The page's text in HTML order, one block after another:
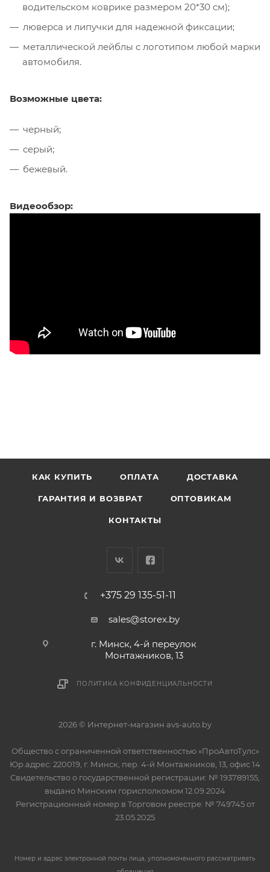
водительском коврике размером 20*30 см);
люверса и липучки для надежной фиксации;
металлической лейблы с логотипом любой марки
автомобиля.
Возможные цвета:
черный;
серый;
бежевый.
Видеообзор:
КАК КУПИТЬ ОПЛАТА ДОСТАВКА
ГАРАНТИЯ И ВОЗВРАТ ОПТОВИКАМ
КОНТАКТЫ
+375 29 135-51-11
sales@storex.by
г. Минск, 4-й переулок
Монтажников, 13
ПОЛИТИКА КОНФИДЕНЦИАЛЬНОСТИ
2026 © Интернет-магазин avs-auto.by
Общество с ограниченной ответственностью «ПроАвтоТулс»
Юр.адрес: 220019, г. Минск, пер. 4-й Монтажников, 13, офис 14
Свидетельство о государственной регистрации: № 193789155,
выдано Минским горисполкомом 12.09.2024
Регистрационный номер в Торговом реестре: № 749745 от
23.05.2025
Номер и адрес электронной почты лица, уполномоченного рассматривать